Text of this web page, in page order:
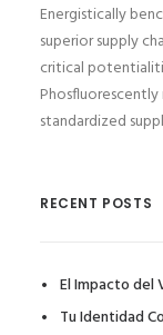
Energistically
superior supply
critical
standardized
RECENT POSTS
El Impacto del
Tu Identidad